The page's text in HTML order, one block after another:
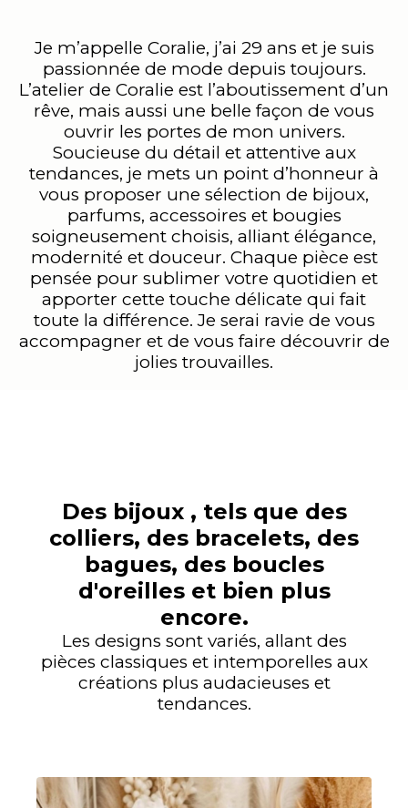
Je m’appelle Coralie, j’ai 29 ans et je suis
passionnée de mode depuis toujours.
L’atelier de Coralie est l’aboutissement d’un
rêve, mais aussi une belle façon de vous
ouvrir les portes de mon univers.
Soucieuse du détail et attentive aux
tendances, je mets un point d’honneur à
vous proposer une sélection de bijoux,
parfums, accessoires et bougies
soigneusement choisis, alliant élégance,
modernité et douceur. Chaque pièce est
pensée pour sublimer votre quotidien et
apporter cette touche délicate qui fait
toute la différence. Je serai ravie de vous
accompagner et de vous faire découvrir de
jolies trouvailles.
Des bijoux , tels que des
colliers, des bracelets, des
bagues, des boucles
d'oreilles et bien plus
encore.
Les designs sont variés, allant des
pièces classiques et intemporelles aux
créations plus audacieuses et
tendances.